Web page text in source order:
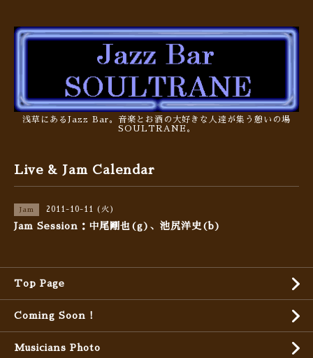
浅草にあるJazz Bar。音楽とお酒の大好きな人達が集う憩いの場
SOULTRANE。
Live & Jam Calendar
Jam 2011-10-11 (火)
Jam Session：中尾剛也(g)、池尻洋史(b)
Top Page
Coming Soon !
Musicians Photo